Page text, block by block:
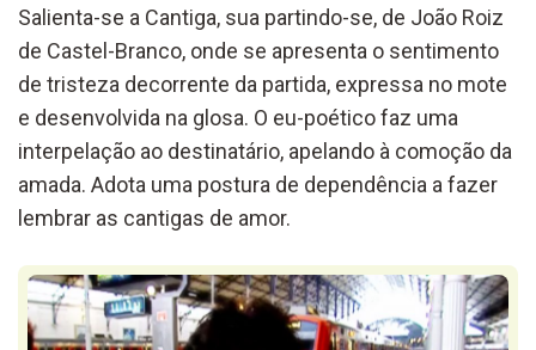
Salienta-se a Cantiga, sua partindo-se, de João Roiz
de Castel-Branco, onde se apresenta o sentimento
de tristeza decorrente da partida, expressa no mote
e desenvolvida na glosa. O eu-poético faz uma
interpelação ao destinatário, apelando à comoção da
amada. Adota uma postura de dependência a fazer
lembrar as cantigas de amor.